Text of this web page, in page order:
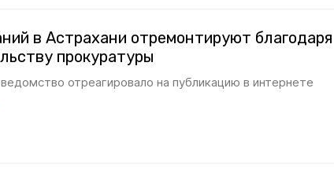
в Астрахани отремонтируют благодаря
прокуратуры
отреагировало на публикацию в интернете